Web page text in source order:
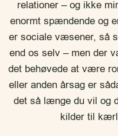
relationer – og ikke
enormt spændende og
er sociale væsener, så
end os selv – men der
det behøvede at være
eller anden årsag er
det så længe du vil og
kilder til